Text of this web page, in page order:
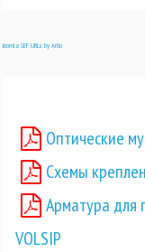
Joomla SEF URLs by Artio
Оптические
Схемы
Арматура для
VOLSIP